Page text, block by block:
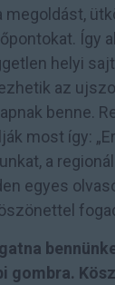
megoldást,
Így
helyi
az
benne.
most így:
a
egyes
gombra.